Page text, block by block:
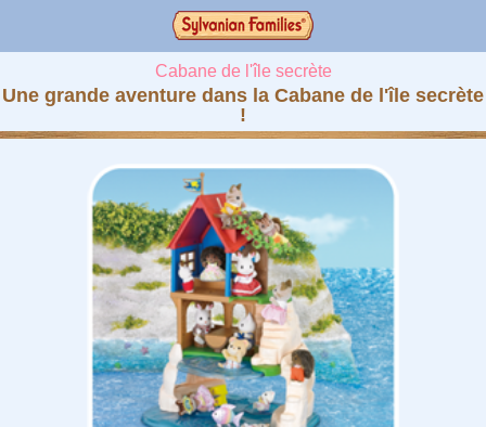
Cabane de l'île secrète
Une grande aventure dans la Cabane de l'île secrète
!